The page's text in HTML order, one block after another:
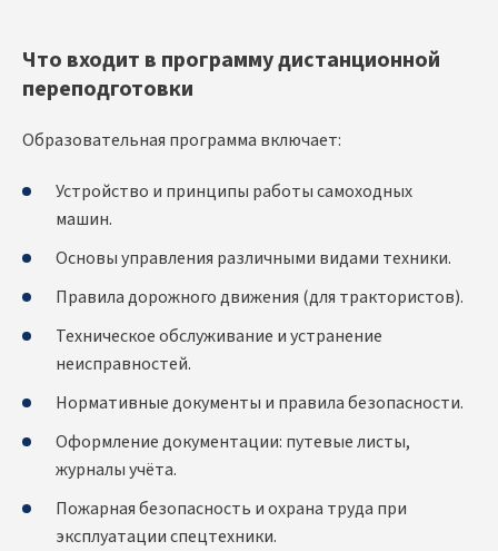
Что входит в программу дистанционной
переподготовки
Образовательная программа включает:
Устройство и принципы работы самоходных
машин.
Основы управления различными видами техники.
Правила дорожного движения (для трактористов).
Техническое обслуживание и устранение
неисправностей.
Нормативные документы и правила безопасности.
Оформление документации: путевые листы,
журналы учёта.
Пожарная безопасность и охрана труда при
эксплуатации спецтехники.